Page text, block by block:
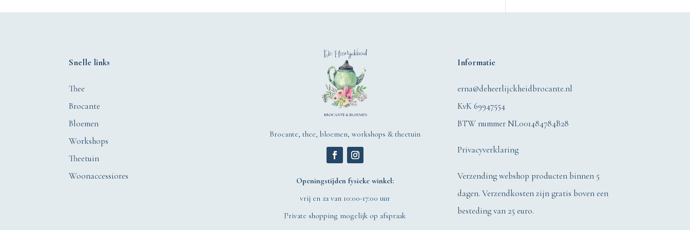
Snelle links
Thee
Brocante
Bloemen
Workshops
Theetuin
Woonaccessiores
Brocante, thee, bloemen, workshops & theetuin
Openingstijden fysieke winkel:
vrij en za van 10:00-17:00 uur
Private shopping mogelijk op afspraak
Informatie
erna@deheerlijckheidbrocante.nl
KvK 69947554
BTW nummer NL001484784B28
Privacyverklaring
Verzending webshop producten binnen 5
dagen. Verzendkosten zijn gratis boven een
besteding van 25 euro.